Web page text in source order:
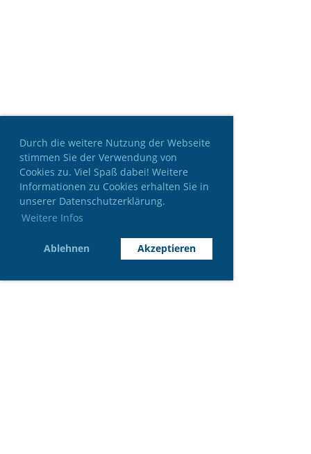
Durch die weitere Nutzung der Webseite
stimmen Sie der Verwendung von
Cookies zu. Viel Spaß dabei! Weitere
Informationen zu Cookies erhalten Sie in
unserer Datenschutzerklärung.
Weitere Infos
Ablehnen Akzeptieren